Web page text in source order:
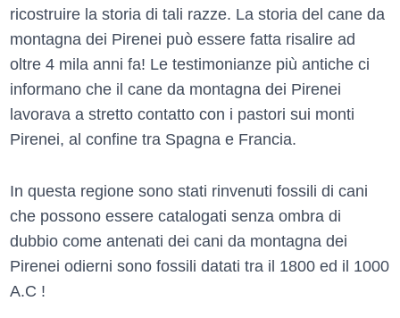
ricostruire la storia di tali razze. La storia del cane da
montagna dei Pirenei può essere fatta risalire ad
oltre 4 mila anni fa! Le testimonianze più antiche ci
informano che il cane da montagna dei Pirenei
lavorava a stretto contatto con i pastori sui monti
Pirenei, al confine tra Spagna e Francia.
In questa regione sono stati rinvenuti fossili di cani
che possono essere catalogati senza ombra di
dubbio come antenati dei cani da montagna dei
Pirenei odierni sono fossili datati tra il 1800 ed il 1000
A.C !